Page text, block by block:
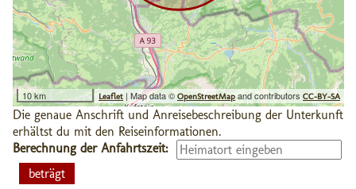
10 km Leaflet | Map data © OpenStreetMap and contributors CC-BY-SA
Die genaue Anschrift und Anreisebeschreibung der Unterkunft
erhältst du mit den Reiseinformationen.
Berechnung der Anfahrtszeit: